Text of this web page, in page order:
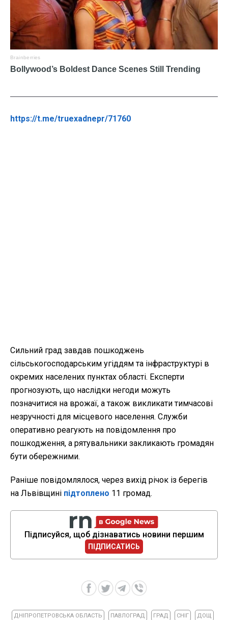
https://t.me/truexadnepr/71760
Сильний град завдав пошкоджень
сільськогосподарським угіддям та інфраструктурі в
окремих населених пунктах області. Експерти
прогнозують, що наслідки негоди можуть
позначитися на врожаї, а також викликати тимчасові
незручності для місцевого населення. Служби
оперативно реагують на повідомлення про
пошкодження, а рятувальники закликають громадян
бути обережними.
Раніше повідомлялося, через вихід річок із берегів
на Львівщині підтоплено 11 громад.
Підписуйся, щоб дізнаватись новини першим
ПІДПИСАТИСЬ
ДНІПРОПЕТРОВСЬКА ОБЛАСТЬ ПАВЛОГРАД ГРАД СНІГ ДОЩ